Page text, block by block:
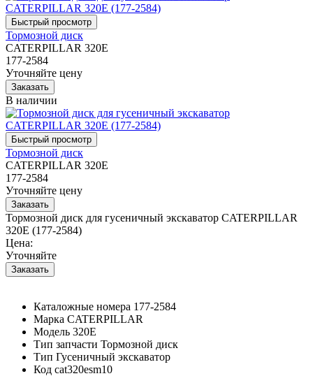
Тормозной диск
CATERPILLAR 320E
177-2584
Уточняйте цену
В наличии
Тормозной диск
CATERPILLAR 320E
177-2584
Уточняйте цену
Тормозной диск для гусеничный экскаватор CATERPILLAR
320E (177-2584)
Цена:
Уточняйте
Каталожные номера 177-2584
Марка CATERPILLAR
Модель 320E
Тип запчасти Тормозной диск
Тип Гусеничный экскаватор
Код cat320esm10